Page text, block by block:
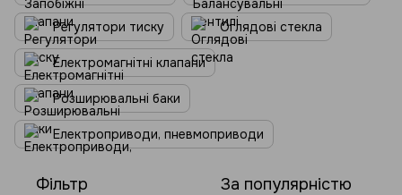
Регулятори тиску Оглядові стекла
Електромагнітні клапани
Розширювальні баки
Електроприводи, пневмоприводи
Фільтр За популярністю